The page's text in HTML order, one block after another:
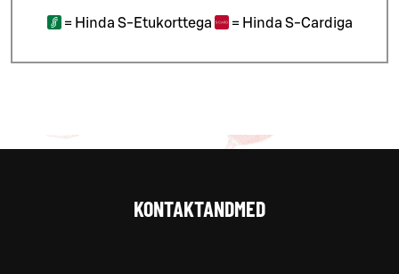
= Hinda S-Etukorttega = Hinda S-Cardiga
KONTAKTANDMED